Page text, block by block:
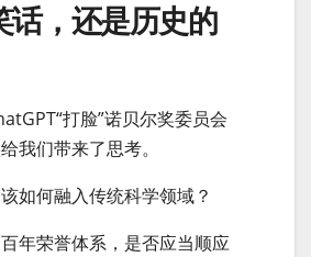
话，还是历史的
打脸”诺贝尔奖委员会
我们带来了思考。
如何融入传统科学领域？
年荣誉体系，是否应当顺应